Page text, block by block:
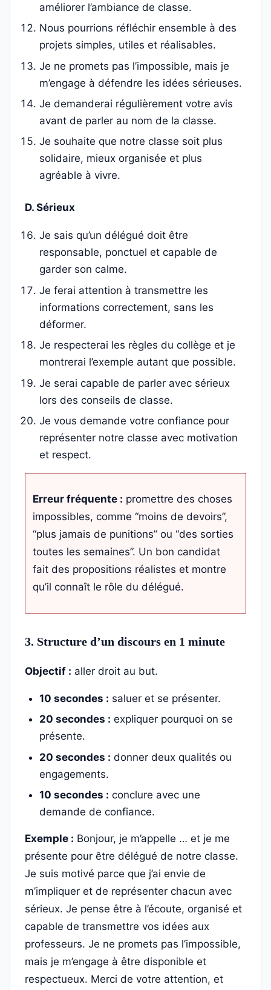
améliorer l’ambiance de classe.
Nous pourrions réfléchir ensemble à des
projets simples, utiles et réalisables.
Je ne promets pas l’impossible, mais je
m’engage à défendre les idées sérieuses.
Je demanderai régulièrement votre avis
avant de parler au nom de la classe.
Je souhaite que notre classe soit plus
solidaire, mieux organisée et plus
agréable à vivre.
D. Sérieux
Je sais qu’un délégué doit être
responsable, ponctuel et capable de
garder son calme.
Je ferai attention à transmettre les
informations correctement, sans les
déformer.
Je respecterai les règles du collège et je
montrerai l’exemple autant que possible.
Je serai capable de parler avec sérieux
lors des conseils de classe.
Je vous demande votre confiance pour
représenter notre classe avec motivation
et respect.
Erreur fréquente : promettre des choses
impossibles, comme “moins de devoirs”,
“plus jamais de punitions” ou “des sorties
toutes les semaines”. Un bon candidat
fait des propositions réalistes et montre
qu’il connaît le rôle du délégué.
3. Structure d’un discours en 1 minute
Objectif : aller droit au but.
10 secondes : saluer et se présenter.
20 secondes : expliquer pourquoi on se
présente.
20 secondes : donner deux qualités ou
engagements.
10 secondes : conclure avec une
demande de confiance.
Exemple : Bonjour, je m’appelle … et je me
présente pour être délégué de notre classe.
Je suis motivé parce que j’ai envie de
m’impliquer et de représenter chacun avec
sérieux. Je pense être à l’écoute, organisé et
capable de transmettre vos idées aux
professeurs. Je ne promets pas l’impossible,
mais je m’engage à être disponible et
respectueux. Merci de votre attention, et